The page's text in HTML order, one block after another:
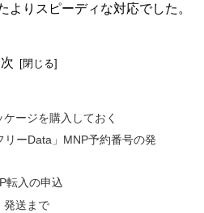
よりスピーディな対応でした。
ケージを購入しておく
リーData」MNP予約番号の発
転入の申込
発送まで